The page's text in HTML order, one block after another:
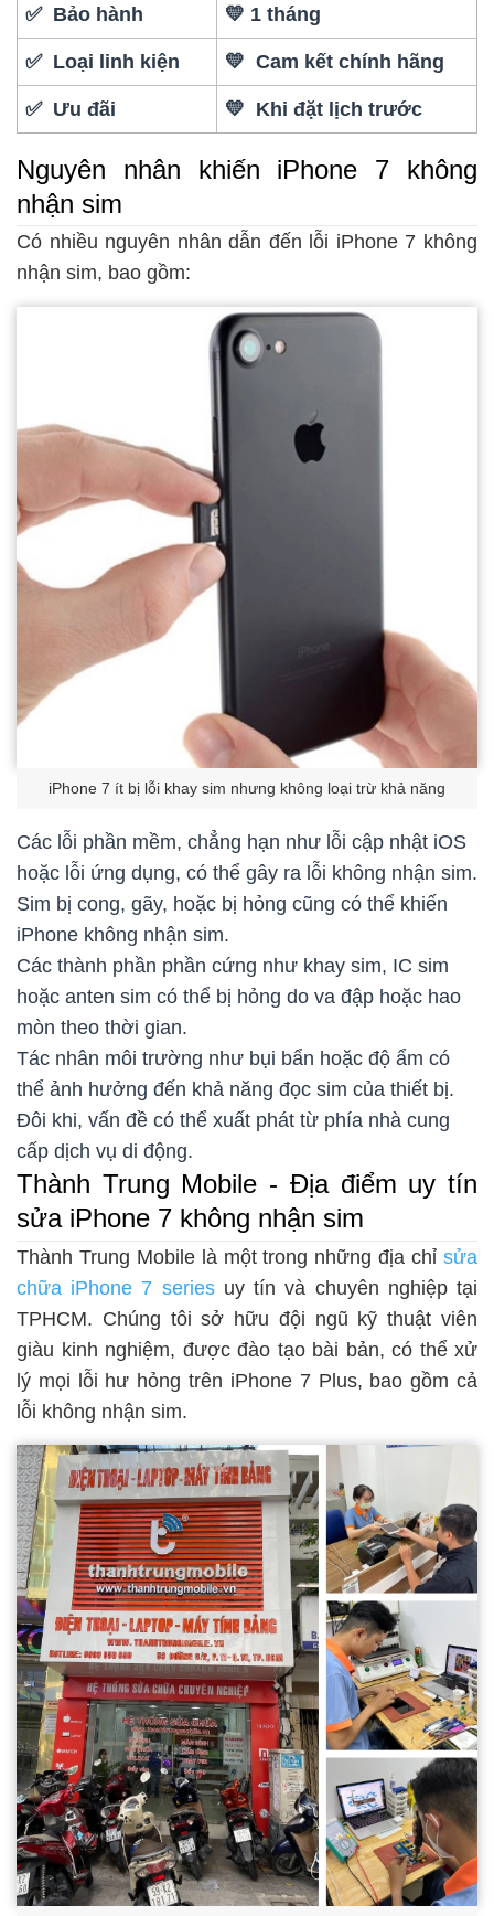
✅ Bảo hành 💛 1 tháng
✅ Loại linh kiện 💛 Cam kết chính hãng
✅ Ưu đãi 💛 Khi đặt lịch trước
Nguyên nhân khiến iPhone 7 không
nhận sim
Có nhiều nguyên nhân dẫn đến lỗi iPhone 7 không
nhận sim, bao gồm:
iPhone 7 ít bị lỗi khay sim nhưng không loại trừ khả năng
Các lỗi phần mềm, chẳng hạn như lỗi cập nhật iOS
hoặc lỗi ứng dụng, có thể gây ra lỗi không nhận sim.
Sim bị cong, gãy, hoặc bị hỏng cũng có thể khiến
iPhone không nhận sim.
Các thành phần phần cứng như khay sim, IC sim
hoặc anten sim có thể bị hỏng do va đập hoặc hao
mòn theo thời gian.
Tác nhân môi trường như bụi bẩn hoặc độ ẩm có
thể ảnh hưởng đến khả năng đọc sim của thiết bị.
Đôi khi, vấn đề có thể xuất phát từ phía nhà cung
cấp dịch vụ di động.
Thành Trung Mobile - Địa điểm uy tín
sửa iPhone 7 không nhận sim
Thành Trung Mobile là một trong những địa chỉ sửa
chữa iPhone 7 seriesuy tín và chuyên nghiệp tại
TPHCM. Chúng tôi sở hữu đội ngũ kỹ thuật viên
giàu kinh nghiệm, được đào tạo bài bản, có thể xử
lý mọi lỗi hư hỏng trên iPhone 7 Plus, bao gồm cả
lỗi không nhận sim.